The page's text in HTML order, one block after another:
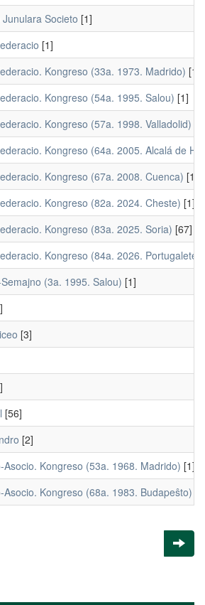
Societo [1]
[1]
Kongreso (33a. 1973. Madrido) [1]
Kongreso (54a. 1995. Salou) [1]
Kongreso (57a. 1998. Valladolid)
Kongreso (64a. 2005. Alcalá de
Kongreso (67a. 2008. Cuenca) [1]
Kongreso (82a. 2024. Cheste) [1]
Kongreso (83a. 2025. Soria) [67]
Kongreso (84a. 2026. Portugalete)
(3a. 1995. Salou) [1]
[3]
[56]
[2]
Asocio. Kongreso (53a. 1968. Madrido) [1]
Kongreso (68a. 1983. Budapeŝto)